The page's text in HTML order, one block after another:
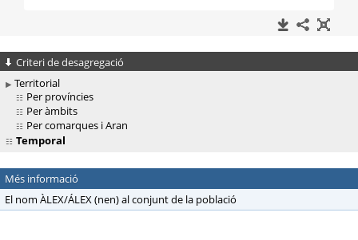
Criteri de desagregació
Territorial
Per províncies
Per àmbits
Per comarques i Aran
Temporal
Més informació
El nom ÀLEX/ÁLEX (nen) al conjunt de la població